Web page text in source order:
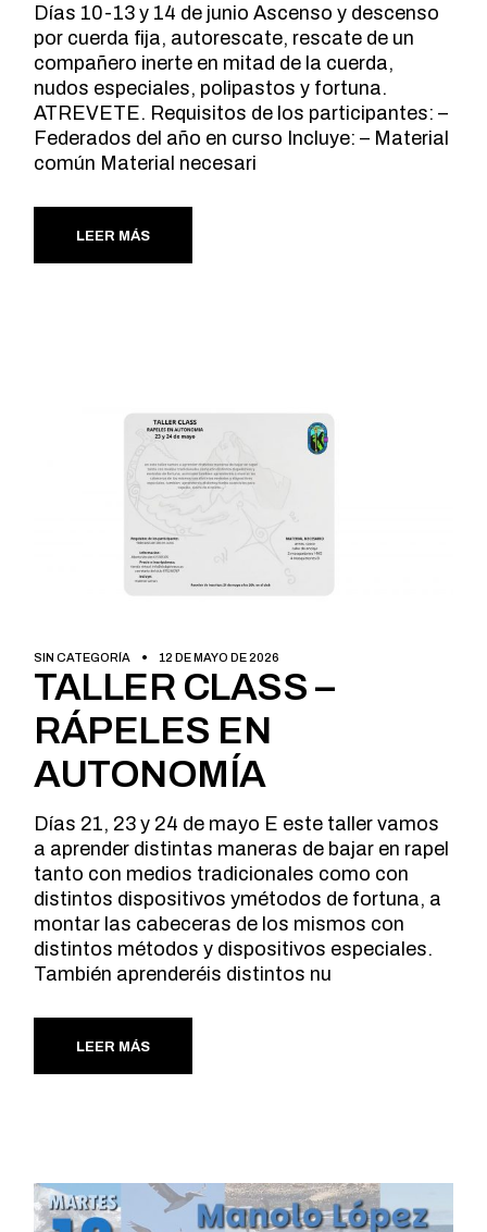
Días 10-13 y 14 de junio Ascenso y descenso
por cuerda fija, autorescate, rescate de un
compañero inerte en mitad de la cuerda,
nudos especiales, polipastos y fortuna.
ATREVETE. Requisitos de los participantes: –
Federados del año en curso Incluye: – Material
común Material necesari
LEER MÁS
SIN CATEGORÍA 12 DE MAYO DE 2026
TALLER CLASS –
RÁPELES EN
AUTONOMÍA
Días 21, 23 y 24 de mayo E este taller vamos
a aprender distintas maneras de bajar en rapel
tanto con medios tradicionales como con
distintos dispositivos ymétodos de fortuna, a
montar las cabeceras de los mismos con
distintos métodos y dispositivos especiales.
También aprenderéis distintos nu
LEER MÁS